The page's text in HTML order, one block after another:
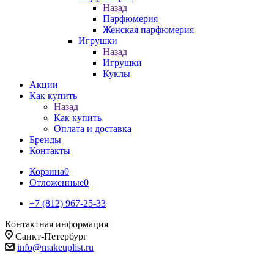
Назад
Парфюмерия
Женская парфюмерия
Игрушки
Назад
Игрушки
Куклы
Акции
Как купить
Назад
Как купить
Оплата и доставка
Бренды
Контакты
Корзина0
Отложенные0
+7 (812) 967-25-33
Контактная информация
Санкт-Петербург
info@makeuplist.ru